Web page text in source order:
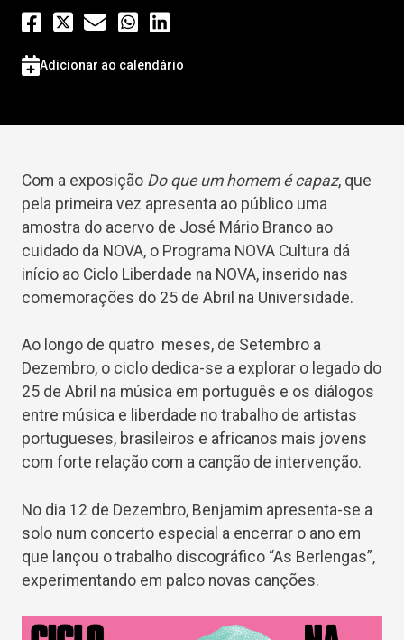
Adicionar ao calendário
Com a exposição Do que um homem é capaz, que
pela primeira vez apresenta ao público uma
amostra do acervo de José Mário Branco ao
cuidado da NOVA, o Programa NOVA Cultura dá
início ao Ciclo Liberdade na NOVA, inserido nas
comemorações do 25 de Abril na Universidade.
Ao longo de quatro meses, de Setembro a
Dezembro, o ciclo dedica-se a explorar o legado do
25 de Abril na música em português e os diálogos
entre música e liberdade no trabalho de artistas
portugueses, brasileiros e africanos mais jovens
com forte relação com a canção de intervenção.
No dia 12 de Dezembro, Benjamim apresenta-se a
solo num concerto especial a encerrar o ano em
que lançou o trabalho discográfico “As Berlengas”,
experimentando em palco novas canções.